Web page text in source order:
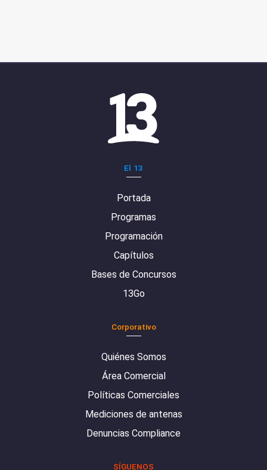
El 13
Portada
Programas
Programación
Capítulos
Bases de Concursos
13Go
Corporativo
Quiénes Somos
Área Comercial
Políticas Comerciales
Mediciones de antenas
Denuncias Compliance
SÍGUENOS